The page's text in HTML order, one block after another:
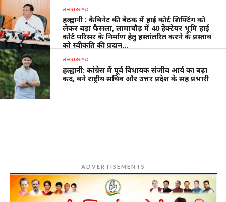
उत्तराखण्ड
हल्द्वानी : कैबिनेट की बैठक में हाई कोर्ट शिफ्टिंग को
लेकर बड़ा फैसला, लामाचौड़ में 40 हेक्टेयर भूमि हाई
कोर्ट परिसर के निर्माण हेतु हस्तांतरित करने के प्रस्ताव
को स्वीकृति की प्रदान…
उत्तराखण्ड
हल्द्वानी: कांग्रेस में पूर्व विधायक संजीव आर्य का बढ़ा
कद, बने राष्ट्रीय सचिव और उत्तर प्रदेश के सह प्रभारी
ADVERTISEMENTS